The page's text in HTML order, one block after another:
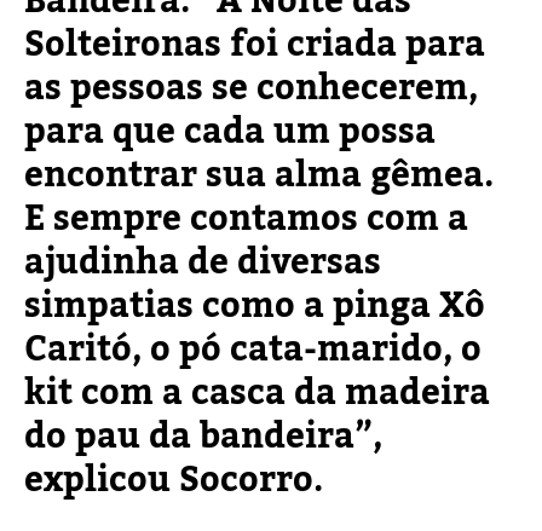
Solteironas foi criada para
as pessoas se conhecerem,
para que cada um possa
encontrar sua alma gêmea.
E sempre contamos com a
ajudinha de diversas
simpatias como a pinga Xô
Caritó, o pó cata-marido, o
kit com a casca da madeira
do pau da bandeira”,
explicou Socorro.